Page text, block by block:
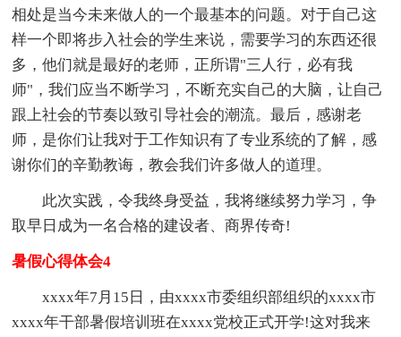
相处是当今未来做人的一个最基本的问题。对于自己这
样一个即将步入社会的学生来说，需要学习的东西还很
多，他们就是最好的老师，正所谓"三人行，必有我
师"，我们应当不断学习，不断充实自己的大脑，让自己
跟上社会的节奏以致引导社会的潮流。最后，感谢老
师，是你们让我对于工作知识有了专业系统的了解，感
谢你们的辛勤教诲，教会我们许多做人的道理。
此次实践，令我终身受益，我将继续努力学习，争
取早日成为一名合格的建设者、商界传奇!
暑假心得体会4
xxxx年7月15日，由xxxx市委组织部组织的xxxx市
xxxx年干部暑假培训班在xxxx党校正式开学!这对我来